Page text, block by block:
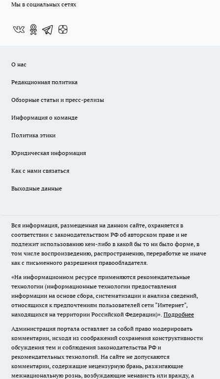
Мы в социальных сетях
О нас
Редакционная политика
Обзорные статьи и пресс-релизы
Информация о команде
Политика этики
Юридическая информация
Как с нами связаться
Выходные данные
Вся информация, размещенная на данном сайте, охраняется в
соответствии с законодательством РФ об авторском праве и не
подлежит использованию кем-либо в какой бы то ни было форме, в
том числе воспроизведению, распространению, переработке не иначе
как с письменного разрешения правообладателя.
«На информационном ресурсе применяются рекомендательные
технологии (информационные технологии предоставления
информации на основе сбора, систематизации и анализа сведений,
относящихся к предпочтениям пользователей сети "Интернет",
находящихся на территории Российской Федерации)». Подробнее
Администрация портала оставляет за собой право модерировать
комментарии, исходя из соображений сохранения конструктивности
обсуждения тем и соблюдения законодательства РФ и
рекомендательных технологий. На сайте не допускаются
комментарии, содержащие нецензурную брань, разжигающие
межнациональную рознь, возбуждающие ненависть или вражду, а